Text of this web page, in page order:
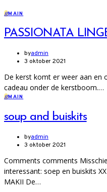
MMAIN
PASSIONATA
byadmin
3 oktober 2021
De kerst komt er weer aan en
cadeau onder de kerstboom.…
MMAIN
soup and buiskits
byadmin
3 oktober 2021
Comments comments
interessant: soep en buiskits
MAKII De…